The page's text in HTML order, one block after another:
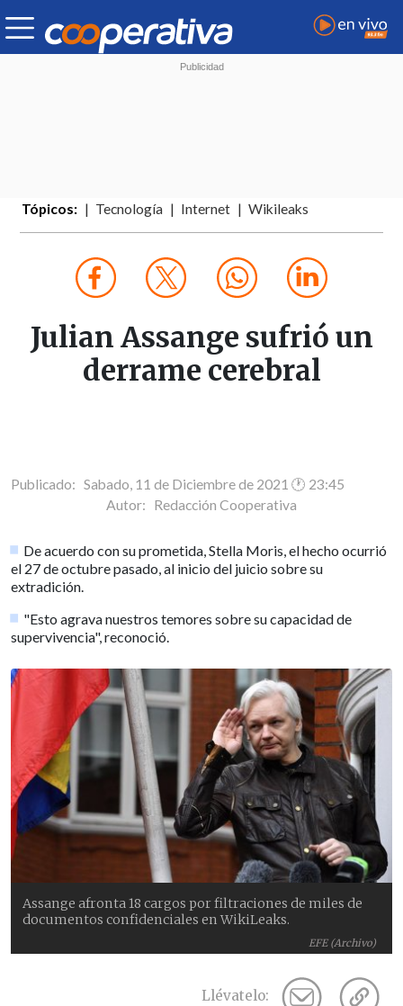
Tópicos: Tecnología Internet Wikileaks
Julian Assange sufrió un
derrame cerebral
Publicado: Sabado, 11 de Diciembre de 2021 🕐 23:45
Autor: Redacción Cooperativa
De acuerdo con su prometida, Stella Moris, el hecho ocurrió
el 27 de octubre pasado, al inicio del juicio sobre su
extradición.
"Esto agrava nuestros temores sobre su capacidad de
supervivencia", reconoció.
EFE (Archivo)
Assange afronta 18 cargos por filtraciones de miles de
documentos confidenciales en WikiLeaks.
Llévatelo: